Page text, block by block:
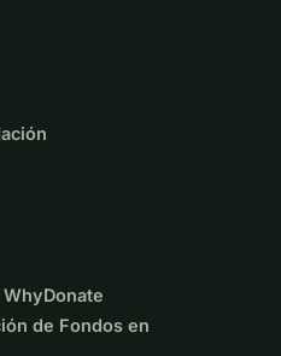
de Fondos en